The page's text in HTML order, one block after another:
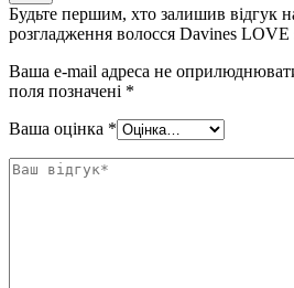
Будьте першим, хто залишив відгук
розгладження волосся Davines LOVE
Ваша e-mail адреса не
поля позначені *
Ваша оцінка *